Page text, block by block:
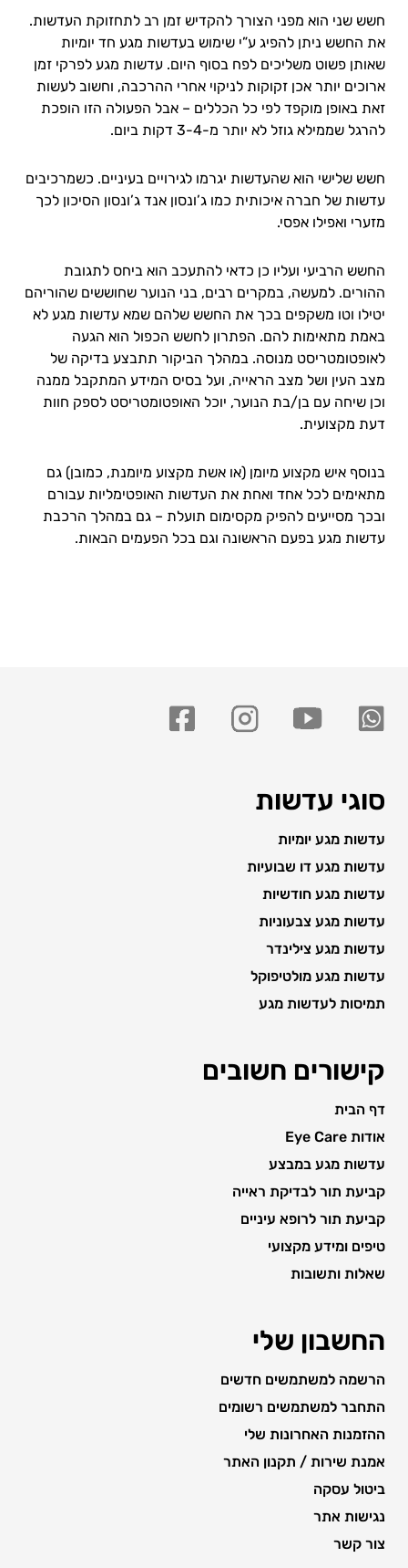
חשש שני הוא מפני הצורך להקדיש זמן רב לתחזוקת העדשות.
את החשש ניתן להפיג ע”י שימוש בעדשות מגע חד יומיות
שאותן פשוט משליכים לפח בסוף היום. עדשות מגע לפרקי זמן
ארוכים יותר אכן זקוקות לניקוי אחרי ההרכבה, וחשוב לעשות
זאת באופן מוקפד לפי כל הכללים – אבל הפעולה הזו הופכת
להרגל שממילא גוזל לא יותר מ-3-4 דקות ביום.
חשש שלישי הוא שהעדשות יגרמו לגירויים בעיניים. כשמרכיבים
עדשות של חברה איכותית כמו ג’ונסון אנד ג’ונסון הסיכון לכך
מזערי ואפילו אפסי.
החשש הרביעי ועליו כן כדאי להתעכב הוא ביחס לתגובת
ההורים. למעשה, במקרים רבים, בני הנוער שחוששים שהוריהם
יטילו וטו משקפים בכך את החשש שלהם שמא עדשות מגע לא
באמת מתאימות להם. הפתרון לחשש הכפול הוא הגעה
לאופטומטריסט מנוסה. במהלך הביקור תתבצע בדיקה של
מצב העין ושל מצב הראייה, ועל בסיס המידע המתקבל ממנה
וכן שיחה עם בן/בת הנוער, יוכל האופטומטריסט לספק חוות
דעת מקצועית.
בנוסף איש מקצוע מיומן (או אשת מקצוע מיומנת, כמובן) גם
מתאימים לכל אחד ואחת את העדשות האופטימליות עבורם
ובכך מסייעים להפיק מקסימום תועלת – גם במהלך הרכבת
עדשות מגע בפעם הראשונה וגם בכל הפעמים הבאות.
סוגי עדשות
עדשות מגע יומיות
עדשות מגע דו שבועיות
עדשות מגע חודשיות
עדשות מגע צבעוניות
עדשות מגע צילינדר
עדשות מגע מולטיפוקל
תמיסות לעדשות מגע
קישורים חשובים
דף הבית
אודות Eye Care
עדשות מגע במבצע
קביעת תור לבדיקת ראייה
קביעת תור לרופא עיניים
טיפים ומידע מקצועי
שאלות ותשובות
החשבון שלי
הרשמה למשתמשים חדשים
התחבר למשתמשים רשומים
ההזמנות האחרונות שלי
אמנת שירות / תקנון האתר
ביטול עסקה
נגישות אתר
צור קשר